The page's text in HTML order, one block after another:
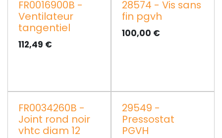
FR0016900B -
Ventilateur
tangentiel
112,49 €
28574 - Vis sans
fin pgvh
100,00 €
FR0034260B -
Joint rond noir
vhtc diam 12
29549 -
Pressostat
PGVH